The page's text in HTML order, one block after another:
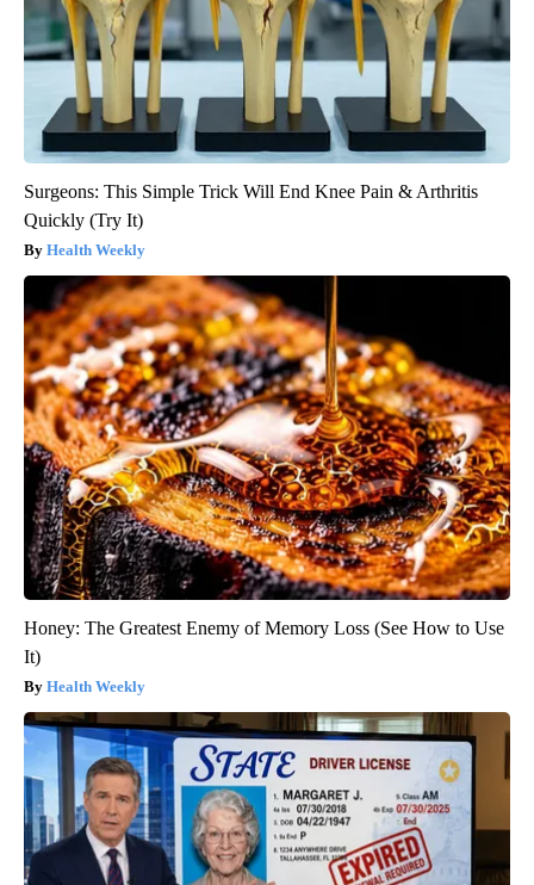
Surgeons: This Simple Trick Will End Knee Pain & Arthritis
Quickly (Try It)
Health Weekly
Honey: The Greatest Enemy of Memory Loss (See How to Use
It)
Health Weekly